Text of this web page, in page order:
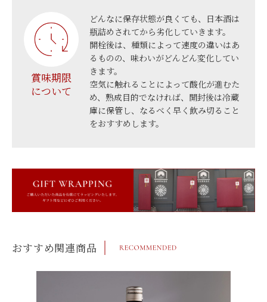
賞味期限
について
どんなに保存状態が良くても、日本酒は
瓶詰めされてから劣化していきます。
開栓後は、種類によって速度の違いはあ
るものの、味わいがどんどん変化してい
きます。
空気に触れることによって酸化が進むた
め、熟成目的でなければ、開封後は冷蔵
庫に保管し、なるべく早く飲み切ること
をおすすめします。
おすすめ関連商品